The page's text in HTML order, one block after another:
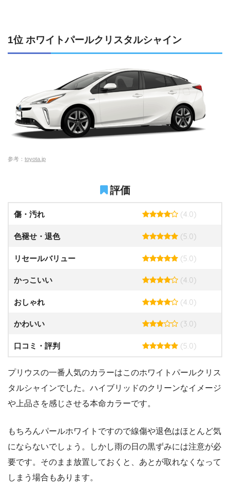
1位 ホワイトパールクリスタルシャイン
参考： toyota.jp
評価
傷・汚れ (4.0)
色褪せ・退色 (5.0)
リセールバリュー (5.0)
かっこいい (4.0)
おしゃれ (4.0)
かわいい (3.0)
口コミ・評判 (5.0)
プリウスの一番人気のカラーはこのホワイトパールクリス
タルシャインでした。ハイブリッドのクリーンなイメージ
や上品さを感じさせる本命カラーです。
もちろんパールホワイトですので線傷や退色はほとんど気
にならないでしょう。しかし雨の日の黒ずみには注意が必
要です。そのまま放置しておくと、あとが取れなくなって
しまう場合もあります。